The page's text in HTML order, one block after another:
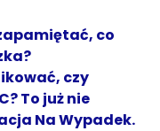
co
czy
To już nie
Na Wypadek.